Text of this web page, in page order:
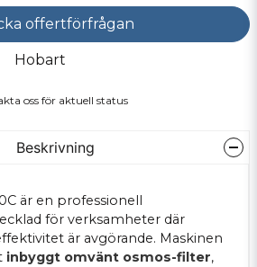
offertförfrågan
Hobart
oss för aktuell status
Beskrivning
är en professionell
för verksamheter där
är avgörande. Maskinen
inbyggt omvänt osmos-filter,